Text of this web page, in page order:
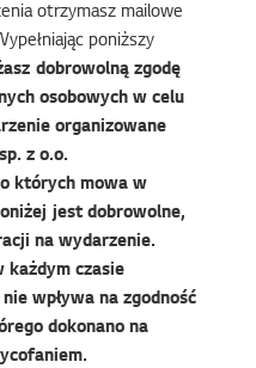
otrzymasz mailowe
poniższy
dobrowolną zgodę
osobowych w celu
organizowane
z o.o.
których mowa w
jest dobrowolne,
na wydarzenie.
każdym czasie
wpływa na zgodność
dokonano na